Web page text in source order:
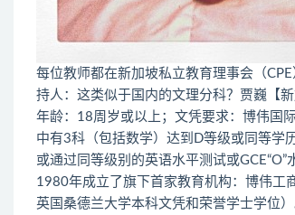
每位教师都在新加坡私立教育理事会（
持人：这类似于国内的文理分科？贾巍【
年龄：18周岁或以上；文凭要求：博伟国
中有3科（包括数学）达到D等级或同等学
或通过同等级别的英语水平测试或
1980年成立了旗下首家教育机构：博伟工
英国桑德兰大学本科文凭和荣誉学士学位